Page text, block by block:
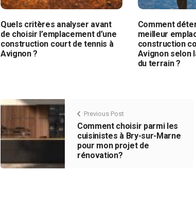
Quels critères analyser avant
de choisir l’emplacement d’une
construction court de tennis à
Avignon ?
Comment
meilleur
construction
Avignon selon
du terrain ?
Previous Post
Comment choisir parmi les
cuisinistes à Bry-sur-Marne
pour mon projet de
rénovation?